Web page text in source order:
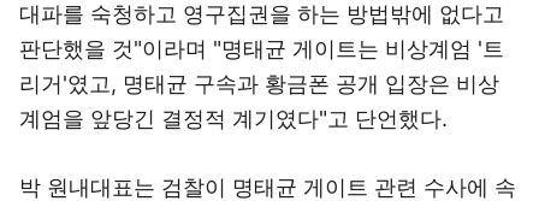
대파를 숙청하고 영구집권을 하는 방법밖에 없다고
판단했을 것"이라며 "명태균 게이트는 비상계엄 '트
리거'였고, 명태균 구속과 황금폰 공개 입장은 비상
계엄을 앞당긴 결정적 계기였다"고 단언했다.
박 원내대표는 검찰이 명태균 게이트 관련 수사에 속